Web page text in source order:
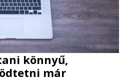
könnyű,
már